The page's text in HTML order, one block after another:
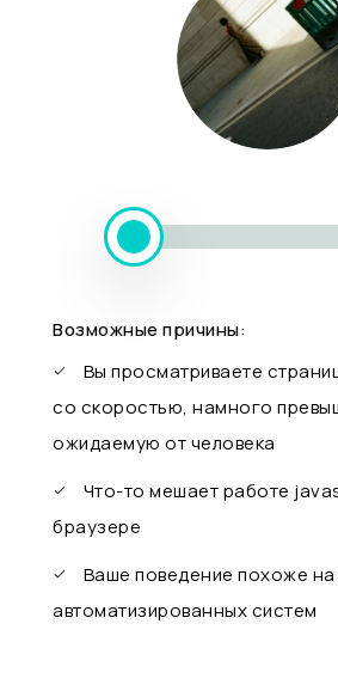
Возможные причины:
Вы просматриваете
со скоростью, намного
ожидаемую от человека
Что-то мешает работе
браузере
Ваше поведение похоже на
автоматизированных систем